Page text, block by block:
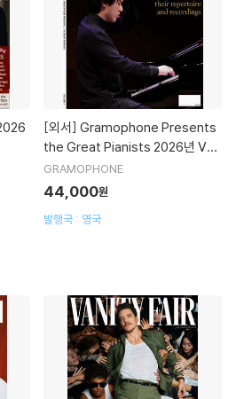
[외서]
the Great Pianists 2026년 Vol.
7 임윤찬 커버
GRAMOPHONE
44,000원
발행국 : 영국